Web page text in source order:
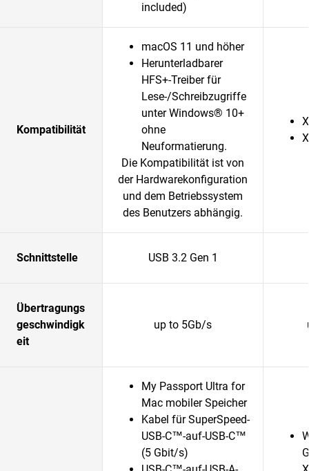
included)
Kompatibilität
macOS 11 und höher
Herunterladbarer
HFS+-Treiber für
Lese-/Schreibzugriffe
unter Windows® 10+
ohne
Neuformatierung.
Die Kompatibilität ist von
der Hardwarekonfiguration
und dem Betriebssystem
des Benutzers abhängig.
Schnittstelle USB 3.2 Gen 1
Übertragungs
geschwindigk
eit
up to 5Gb/s
My Passport Ultra for
Mac mobiler Speicher
Kabel für SuperSpeed-
USB-C™-auf-USB-C™
(5 Gbit/s)